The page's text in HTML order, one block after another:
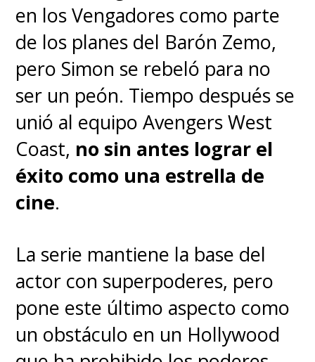
en los Vengadores como parte
de los planes del Barón Zemo,
pero Simon se rebeló para no
ser un peón. Tiempo después se
unió al equipo Avengers West
Coast, no sin antes lograr el
éxito como una estrella de
cine.
La serie mantiene la base del
actor con superpoderes, pero
pone este último aspecto como
un obstáculo en un Hollywood